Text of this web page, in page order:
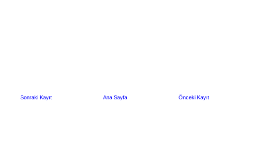
Sonraki Kayıt Önceki Kayıt
Ana Sayfa